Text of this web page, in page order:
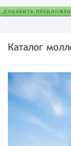
ДОБАВИТЬ
Каталог